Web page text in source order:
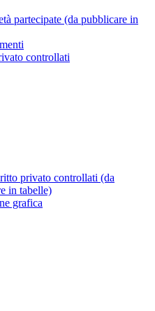
partecipate (da pubblicare in
controllati
privato controllati (da
in tabelle)
grafica